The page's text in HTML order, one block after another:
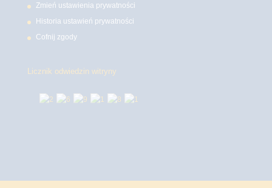
Zmień ustawienia prywatności
Historia ustawień prywatności
Cofnij zgody
Licznik odwiedzin witryny